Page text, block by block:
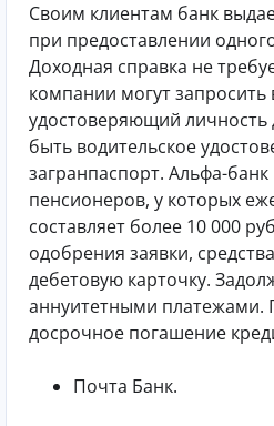
Своим клиентам банк
при предоставлении
Доходная справка не
компании могут запросить
удостоверяющий личность
быть водительское
загранпаспорт. Альфа-банк
пенсионеров, у которых
составляет более 10 000
одобрения заявки,
дебетовую карточку.
аннуитетными платежами.
досрочное погашение
Почта Банк.